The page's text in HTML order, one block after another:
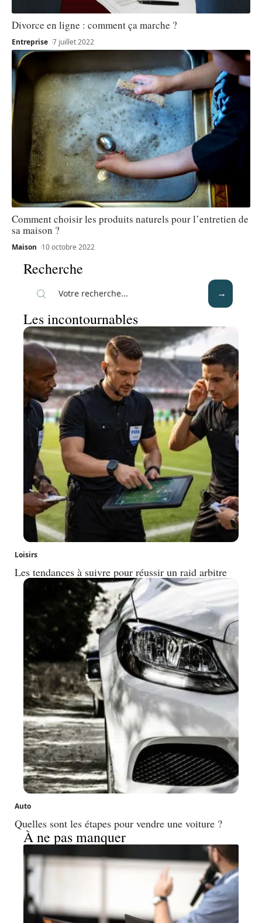
Divorce en ligne : comment ça marche ?
Entreprise 7 juillet 2022
Comment choisir les produits naturels pour l’entretien de
sa maison ?
Maison 10 octobre 2022
Recherche
Les incontournables
Loisirs
Les tendances à suivre pour réussir un raid arbitre
Auto
Quelles sont les étapes pour vendre une voiture ?
À ne pas manquer